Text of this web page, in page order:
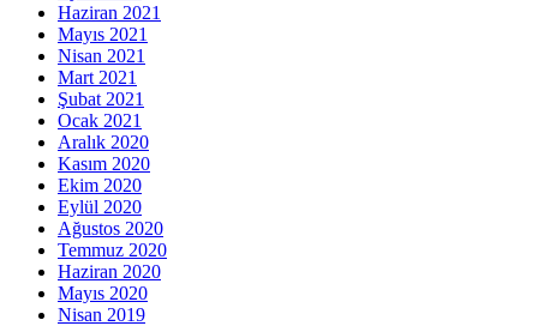
Haziran 2021
Mayıs 2021
Nisan 2021
Mart 2021
Şubat 2021
Ocak 2021
Aralık 2020
Kasım 2020
Ekim 2020
Eylül 2020
Ağustos 2020
Temmuz 2020
Haziran 2020
Mayıs 2020
Nisan 2019